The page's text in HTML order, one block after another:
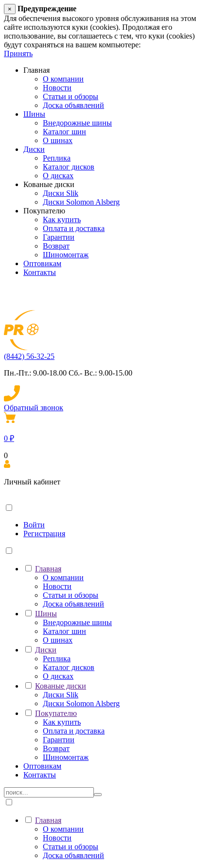
×
Предупреждение
Для обеспечения высокого уровня обслуживания на этом
сайте используются куки (cookies). Продолжая его
использование, вы соглашаетесь с тем, что куки (cookies)
будут сохраняться на вашем компьютере:
Принять
Главная
О компании
Новости
Статьи и обзоры
Доска объявлений
Шины
Внедорожные шины
Каталог шин
О шинах
Диски
Реплика
Каталог дисков
О дисках
Кованые диски
Диски Slik
Диски Solomon Alsberg
Покупателю
Как купить
Оплата и доставка
Гарантии
Возврат
Шиномонтаж
Оптовикам
Контакты
(8442) 56-32-25
Пн.-Пт.: 9.00-18.00 Сб.- Вс.: 9.00-15.00
Обратный звонок
0 ₽
0
Личный кабинет
Войти
Регистрация
Главная
О компании
Новости
Статьи и обзоры
Доска объявлений
Шины
Внедорожные шины
Каталог шин
О шинах
Диски
Реплика
Каталог дисков
О дисках
Кованые диски
Диски Slik
Диски Solomon Alsberg
Покупателю
Как купить
Оплата и доставка
Гарантии
Возврат
Шиномонтаж
Оптовикам
Контакты
Главная
О компании
Новости
Статьи и обзоры
Доска объявлений